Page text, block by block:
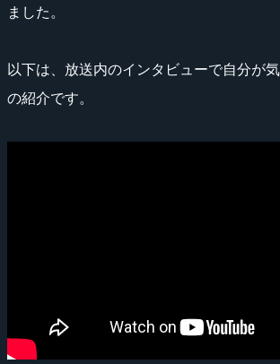
ました。
以下は、放送内のインタビューで自分が
の紹介です。